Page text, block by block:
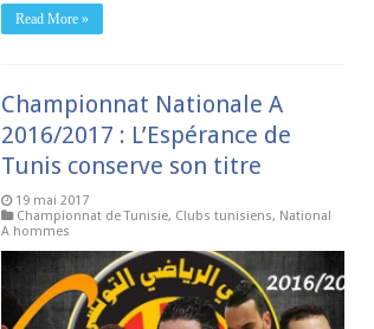
Read More »
Championnat Nationale A
2016/2017 : L’Espérance de
Tunis conserve son titre
19 mai 2017
Championnat de Tunisie, Clubs tunisiens, National
A hommes